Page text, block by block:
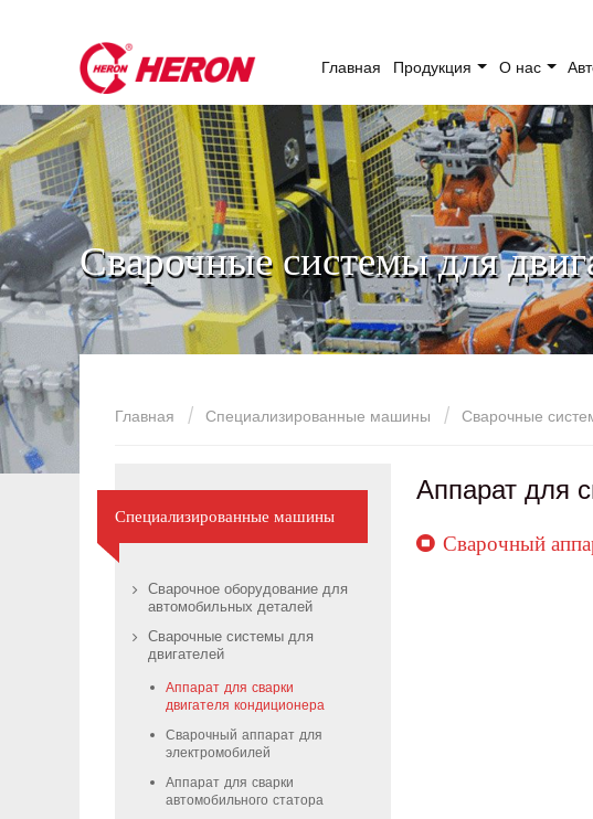
Главная Продукция О нас
Сварочные системы для
Главная Специализированные машины Сварочные
Аппарат для
Сварочный
Специализированные машины
Сварочное оборудование для
автомобильных деталей
Сварочные системы для
двигателей
Аппарат для сварки
двигателя кондиционера
Сварочный аппарат для
электромобилей
Аппарат для сварки
автомобильного статора